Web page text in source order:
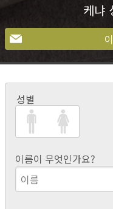
케냐
성별
이름이 무엇인가요?